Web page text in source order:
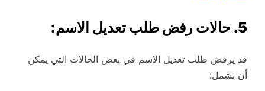
5. حالات رفض طلب تعديل الاسم:
قد يرفض طلب تعديل الاسم في بعض الحالات التي يمكن
أن تشمل: